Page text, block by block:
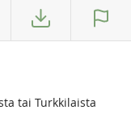
tai Turkkilaista